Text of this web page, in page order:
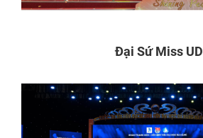
Đại Sứ Miss UD